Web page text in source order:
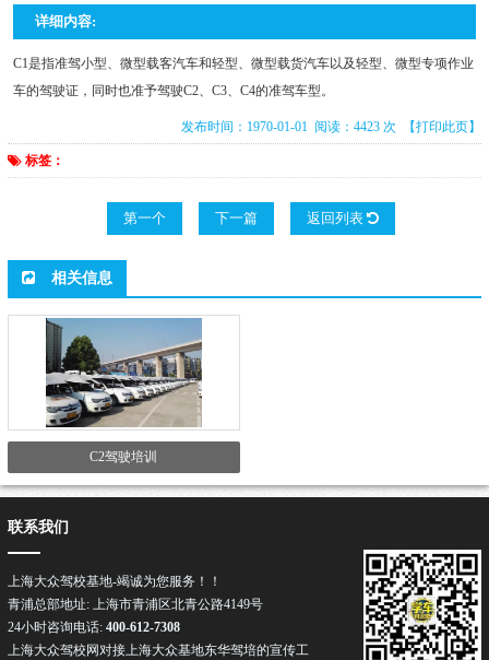
详细内容:
C1是指准驾小型、微型载客汽车和轻型、微型载货汽车以及轻型、微型专项作业
车的驾驶证，同时也准予驾驶C2、C3、C4的准驾车型。
发布时间：1970-01-01 阅读：4423 次 【打印此页】
标签：
第一个 下一篇 返回列表
相关信息
C2驾驶培训
联系我们
上海大众驾校基地-竭诚为您服务！！
青浦总部地址: 上海市青浦区北青公路4149号
24小时咨询电话: 400-612-7308
上海大众驾校网对接上海大众基地东华驾培的宣传工